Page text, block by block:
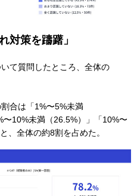
対策を躊躇」
て質問したところ、全体の
合は「1%〜5%未満
〜10%未満（26.5%）」「10%〜
、全体の約8割を占めた。